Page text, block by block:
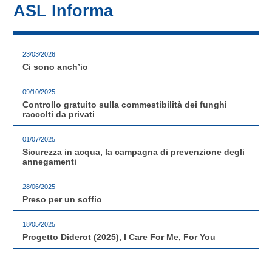
ASL Informa
23/03/2026
Ci sono anch’io
09/10/2025
Controllo gratuito sulla commestibilità dei funghi
raccolti da privati
01/07/2025
Sicurezza in acqua, la campagna di prevenzione degli
annegamenti
28/06/2025
Preso per un soffio
18/05/2025
Progetto Diderot (2025), I Care For Me, For You